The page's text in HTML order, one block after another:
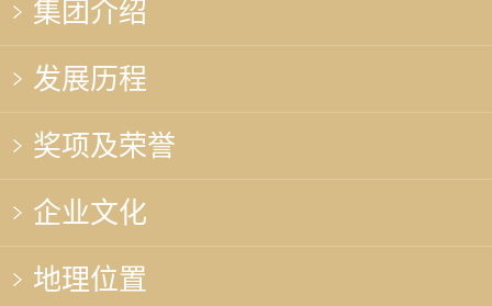
集团介绍
发展历程
奖项及荣誉
企业文化
地理位置